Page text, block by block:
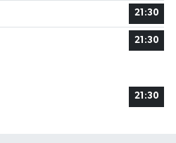
21:30
21:30
21:30